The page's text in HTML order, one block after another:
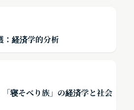
経済学的分析
寝そべり族」の経済学と社会